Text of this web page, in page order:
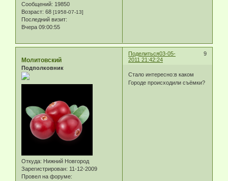
Сообщений: 19850
Возраст: 68 [1958-07-13]
Последний визит:
Вчера 09:00:55
Поделиться 9
03-05-
2011 21:42:24
Молитовский
Подполковник
Откуда: Нижний Новгород
Зарегистрирован: 11-12-2009
Провел на форуме:
Стало интересно:в каком
Городе происходили съёмки?